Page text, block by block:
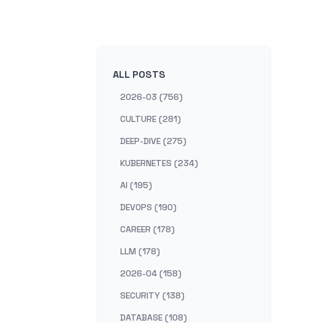
ALL POSTS
2026-03 (756)
CULTURE (281)
DEEP-DIVE (275)
KUBERNETES (234)
AI (195)
DEVOPS (190)
CAREER (178)
LLM (178)
2026-04 (158)
SECURITY (138)
DATABASE (108)